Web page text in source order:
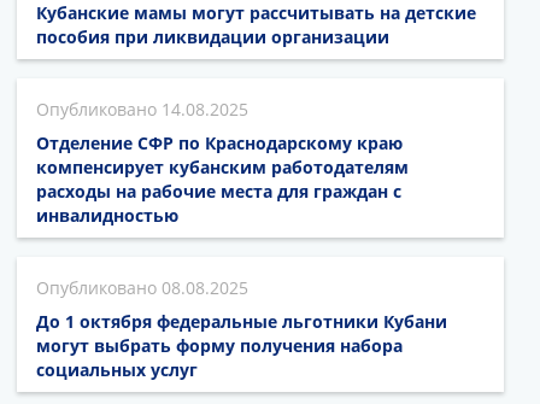
Кубанские мамы могут рассчитывать на детские
пособия при ликвидации организации
14.08.2025
Отделение СФР по Краснодарскому краю
компенсирует кубанским работодателям
расходы на рабочие места для граждан с
инвалидностью
08.08.2025
До 1 октября федеральные льготники Кубани
могут выбрать форму получения набора
социальных услуг